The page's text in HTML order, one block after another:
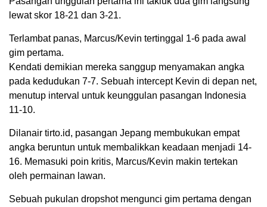
lewat skor 18-21 dan 3-21.
Terlambat panas, Marcus/Kevin tertinggal 1-6 pada awal
gim pertama.
Kendati demikian mereka sanggup menyamakan angka
pada kedudukan 7-7. Sebuah intercept Kevin di depan net,
menutup interval untuk keunggulan pasangan Indonesia
11-10.
Dilanair tirto.id, pasangan Jepang membukukan empat
angka beruntun untuk membalikkan keadaan menjadi 14-
16. Memasuki poin kritis, Marcus/Kevin makin tertekan
oleh permainan lawan.
Sebuah pukulan dropshot mengunci gim pertama dengan